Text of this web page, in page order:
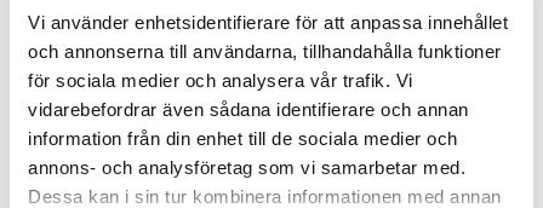
Vi använder enhetsidentifierare för att anpassa innehållet
och annonserna till användarna, tillhandahålla funktioner
för sociala medier och analysera vår trafik. Vi
vidarebefordrar även sådana identifierare och annan
information från din enhet till de sociala medier och
annons- och analysföretag som vi samarbetar med.
Dessa kan i sin tur kombinera informationen med annan
Efter mer än 30 år i den fascinerande IP-
världen, och marknadsrätten, har jag
förmånen att få arbeta med alla typer av
frågor och rättigheter, såväl administrativt
som tvister. Därtill finns avtal och
affärsstrategiska åtgärder/ tänkanden samt
identifiering av tillgångar såsom